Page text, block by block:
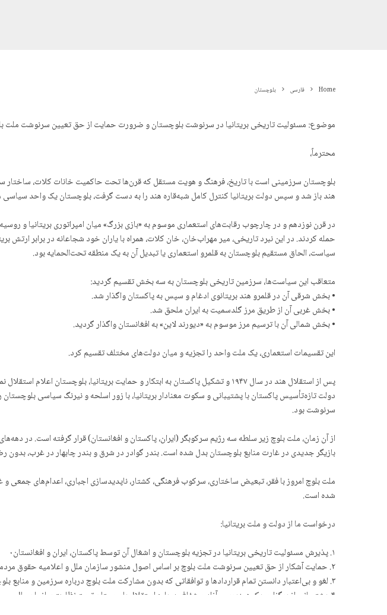
Home فارسی بلوچستان
موضوع: مسئولیت تاریخی بریتانیا در سرنوشت بلوچستان و ضرورت حمایت از حق تعیین سرنوشت ملت
محترماً،
بلوچستان سرزمینی است با تاریخ، فرهنگ و هویت مستقل که قرن‌ها تحت حاکمیت خانات کلات، ساختار
هند باز شد و سپس دولت بریتانیا کنترل کامل شبه‌قاره هند را به دست گرفت، بلوچستان یک واحد
حمله کردند. در این نبرد تاریخی، میر مهراب‌خان، خان کلات، همراه با یاران خود شجاعانه در برابر
سیاست، الحاق مستقیم بلوچستان به قلمرو استعماری یا تبدیل آن به یک منطقه تحت‌الحمایه بود.
متعاقب این سیاست‌ها، سرزمین تاریخی بلوچستان به سه بخش تقسیم گردید:
• بخش شرقی آن در قلمرو هند بریتانوی ادغام و سپس به پاکستان واگذار شد.
• بخش غربی آن از طریق مرز گلدسمیت به ایران ملحق شد.
• بخش شمالی آن با ترسیم مرز موسوم به «دیورند لاین» به افغانستان واگذار گردید.
این تقسیمات استعماری، یک ملت واحد را تجزیه و میان دولت‌های مختلف تقسیم کرد.
پس از استقلال هند در سال ۱۹۴۷ و تشکیل پاکستان به ابتکار و حمایت بریتانیا،
دولت تازه‌تأسیس پاکستان با پشتیبانی و سکوت معنادار بریتانیا، با زور اسلحه و نیرنگ سیاسی
سرنوشت بود.
بازیگر جدیدی در غارت منابع بلوچستان بدل شده است. بندر گوادر در شرق و بندر چابهار در غرب، بدون
ملت بلوچ امروز با فقر، تبعیض ساختاری، سرکوب فرهنگی، کشتار، ناپدیدسازی اجباری، اعدام‌های
شده است.
درخواست ما از دولت و ملت بریتانیا:
۱. پذیرش مسئولیت تاریخی بریتانیا در تجزیه بلوچستان و اشغال آن توسط پاکستان، ایران و افغانستان۰
۲. حمایت آشکار از حق تعیین سرنوشت ملت بلوچ بر اساس اصول منشور سازمان ملل و اعلامیه حقوق مردمان بومی.
۳. لغو و بی‌اعتبار دانستن تمام قراردادها و توافقاتی که بدون مشارکت ملت بلوچ درباره سرزمین و منابع بلوچستان بسته شده است.
۴. پشتیبانی از برگزاری یک همه‌پرسی آزاد و شفاف درباره استقلال بلوچستان تحت نظارت سازمان ملل.